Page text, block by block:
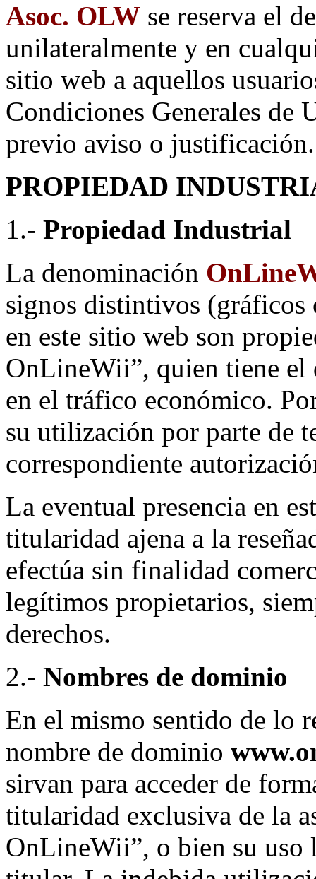
Asoc. OLW se reserva el
unilateralmente y en
sitio web a aquellos
Condiciones Generales de
previo aviso o justificación.
PROPIEDAD
1.- Propiedad Industrial
La denominación
signos distintivos (gráficos
en este sitio web son
OnLineWii”, quien tiene
en el tráfico económico.
su utilización por parte de
correspondiente
La eventual presencia en
titularidad ajena a la
efectúa sin finalidad
legítimos propietarios,
derechos.
2.- Nombres de dominio
En el mismo sentido de lo
nombre de dominio
sirvan para acceder de
titularidad exclusiva de la
OnLineWii”, o bien su